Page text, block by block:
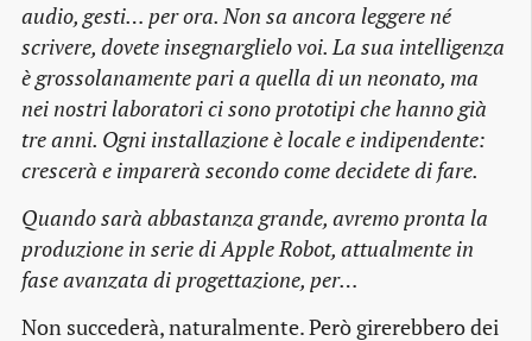
audio, gesti… per ora. Non sa ancora leggere né
scrivere, dovete insegnarglielo voi. La sua intelligenza
è grossolanamente pari a quella di un neonato, ma
nei nostri laboratori ci sono prototipi che hanno già
tre anni. Ogni installazione è locale e indipendente:
crescerà e imparerà secondo come decidete di fare.
Quando sarà abbastanza grande, avremo pronta la
produzione in serie di Apple Robot, attualmente in
fase avanzata di progettazione, per…
Non succederà, naturalmente. Però girerebbero dei